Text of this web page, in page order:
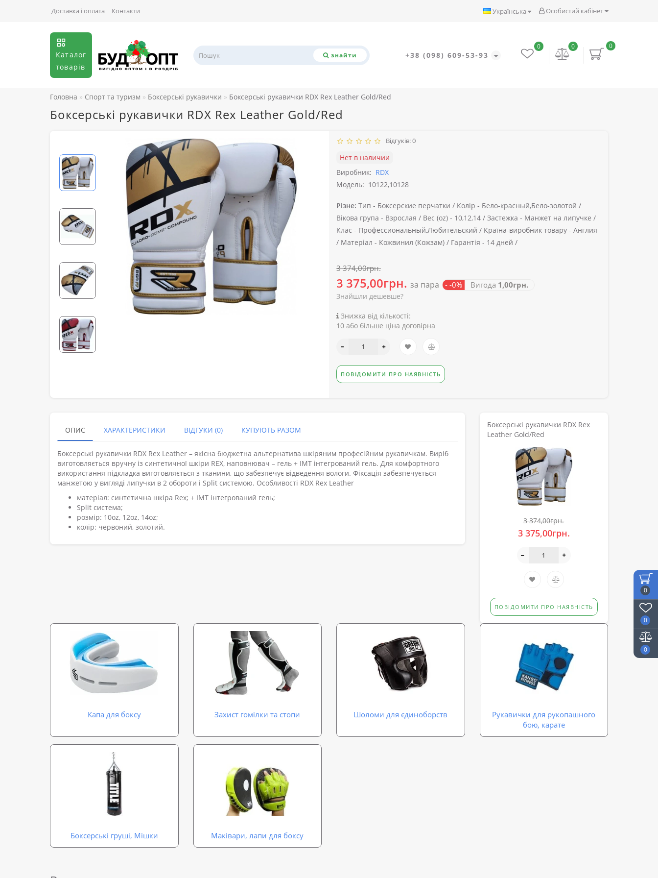
0
0
0
Особистий кабінет
Українська
Доставка і оплата Контакти
Каталог
товарів
знайти +38 (098) 609-53-93
0
0
0
Головна Спорт та туризм Боксерські рукавички Боксерські рукавички RDX Rex Leather Gold/Red
Боксерські рукавички RDX Rex Leather Gold/Red
Відгуків: 0
Нет в наличии
Виробник: RDX
Модель: 10122,10128
Різне: Тип - Боксерские перчатки / Колір - Бело-красный,Бело-золотой /
Вікова група - Взрослая / Вес (oz) - 10,12,14 / Застежка - Манжет на липучке /
Клас - Профессиональный,Любительский / Країна-виробник товару - Англия
/ Матеріал - Кожвинил (Кожзам) / Гарантія - 14 дней /
3 374,00грн.
3 375,00грн. за пара - -0% Вигода 1,00грн.
Знайшли дешевше?
Знижка від кількості:
10 або більше ціна договірна
ПОВІДОМИТИ ПРО НАЯВНІСТЬ
ОПИС ХАРАКТЕРИСТИКИ ВІДГУКИ (0) КУПУЮТЬ РАЗОМ
Боксерські рукавички RDX Rex Leather – якісна бюджетна альтернатива шкіряним професійним рукавичкам. Виріб
виготовляється вручну із синтетичної шкіри REX, наповнювач – гель + IMT інтегрований гель. Для комфортного
використання підкладка виготовляється з тканини, що забезпечує відведення вологи. Фіксація забезпечується
манжетою у вигляді липучки в 2 обороти і Split системою. Особливості RDX Rex Leather
матеріал: синтетична шкіра Rex; + IMT інтегрований гель;
Split система;
розмір: 10oz, 12oz, 14oz;
колір: червоний, золотий.
Боксерські рукавички RDX Rex
Leather Gold/Red
3 374,00грн.
3 375,00грн.
ПОВІДОМИТИ ПРО НАЯВНІСТЬ
Капа для боксу Захист гомілки та стопи Шоломи для єдиноборств
Рукавички для рукопашного
бою, карате
Боксерські груші, Мішки Маківари, лапи для боксу